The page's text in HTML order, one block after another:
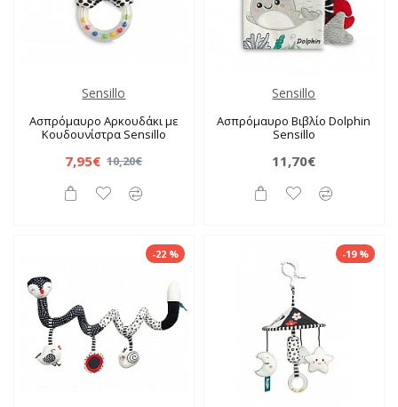
Sensillo
Ασπρόμαυρο Αρκουδάκι με
Κουδουνίστρα Sensillo
7,95€ 10,20€
Sensillo
Ασπρόμαυρο Βιβλίο Dolphin
Sensillo
11,70€
-22 % -19 %